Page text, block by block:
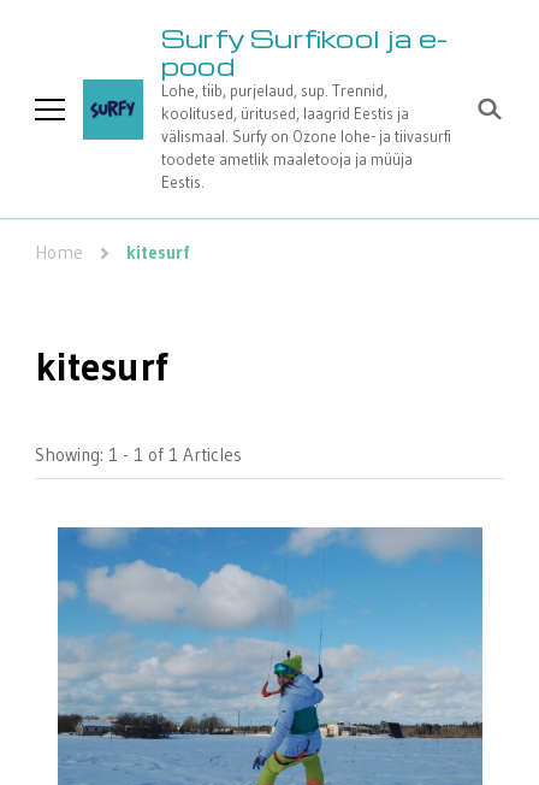
Surfy Surfikool ja e-
pood
Lohe, tiib, purjelaud, sup. Trennid,
koolitused, üritused, laagrid Eestis ja
välismaal. Surfy on Ozone lohe- ja tiivasurfi
toodete ametlik maaletooja ja müüja
Eestis.
Home kitesurf
kitesurf
Showing: 1 - 1 of 1 Articles